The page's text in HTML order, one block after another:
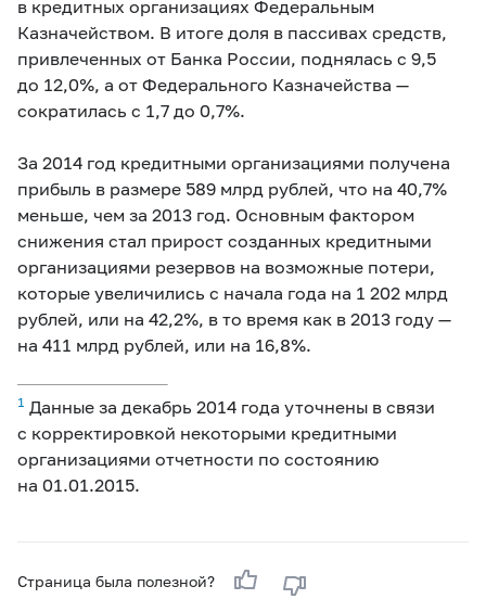
в кредитных организациях Федеральным
Казначейством. В итоге доля в пассивах средств,
привлеченных от Банка России, поднялась с 9,5
до 12,0%, а от Федерального Казначейства —
сократилась с 1,7 до 0,7%.
За 2014 год кредитными организациями получена
прибыль в размере 589 млрд рублей, что на 40,7%
меньше, чем за 2013 год. Основным фактором
снижения стал прирост созданных кредитными
организациями резервов на возможные потери,
которые увеличились с начала года на 1 202 млрд
рублей, или на 42,2%, в то время как в 2013 году —
на 411 млрд рублей, или на 16,8%.
1 Данные за декабрь 2014 года уточнены в связи
с корректировкой некоторыми кредитными
организациями отчетности по состоянию
на 01.01.2015.
Страница была полезной?